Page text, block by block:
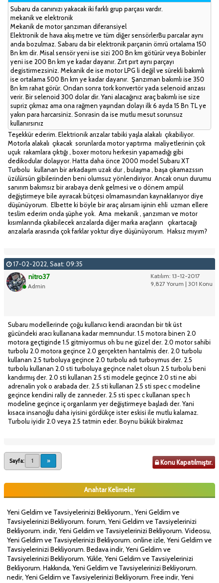
Subaru da canınızı yakacak iki farklı grup parçası vardır.
mekanik ve elektronik
Mekanik de motor şanzıman diferansiyel
Elektronik de hava akış metre ve tüm diğer sensörlerBu parcalar aynı
anda bozulmaz. Sabaru da bir elektronik parçanin ömrü ortalama 150
Bn km dir. Misal sensör yeni ise sizi 200 Bn km götürür veya Bobinler
yeni ise 200 Bn km ye kadar dayanır. Zırt pırt aynı parçayı
degistirmezsiniz. Mekanik de ise motor LPG li değil ve sürekli bakımlı
ise ortalama 500 Bn km ye kadar dayanır. Şanzıman bakımlı ise 350
Bn km rahat görür. Ondan sonra tork konvertör yada selenoid arızası
verir. Bir selenoid 300 dolar dir. Yani alacağınız araç bakımlı ise size
supriz çıkmaz ama ona rağmen yaşından dolayı ilk 6 ayda 15 Bn TL ye
yakın para harcarsiniz. Sonrasin da ise mutlu mesut sorunsuz
kullanırsınız
Teşekkür ederim. Elektrionik arızalar tabiki yaşla alakalı çıkabiliyor.
Motorla alakalı çıkacak sorunlarda motor yaptırma maliyetlerinin çok
uçuk rakamlara çıktığı , boxer motoru herkesin yapamadığı gibi
dedikodular dolaşıyor. Hatta daha önce 2000 model Subaru XT
Turbolu kullanan bir arkadaşım uzak dur , bulaşma , başa çıkamazssın
üzülürsün gibilerinden beni olumsuz yönlendiriyor. Ancak onun durumu
sanırım bakımsız bir arabaya denk gelmesi ve o dönem ampül
değiştirmeye bile ayıracak bütçesi olmamasından kaynaklanıyor diye
düşünüyorum. Elbette ki böyle bir araç alırsam işinin ehli uzman ellere
teslim ederim onda şüphe yok. Ama mekanik , şanzıman ve motor
kısımlarında çıkabilecek arızalarda diğer marka araçların çıkartacağı
arızalarla arasında çok farklar yoktur diye düşünüyorum. Haksız mıyım?
17-02-2022, Saat: 09:35
Katılım: 13-12-2017
9,827 Yorum | 301 Konu
nitro37
Admin
Subaru modellerinde çoğu kullanıcı kendi aracından bir tık üst
gücündeki aracı kullanana kadar memnundur. 1.5 motora binen 2.0
motora geçtiginde 1.5 gitmiyormus oh bu ne güzel der. 2.0 motor sahibi
turbolu 2.0 motora geçince 2.0 gerçekten hantalmis der. 2.0 turbolu
kullanan 2.5 turboluya geçince 2.0 turbolu adı turboymus der. 2.5
turbolu kullanan 2.0 sti turboluya geçince nalet olsun 2.5 turbolu beni
kandırmış der. 2.0 sti kullanan 2.5 sti modele geçince 2.0 sti ne abi
adrenalin yok o arabada der. 2.5 sti kullanan 2.5 sti spec c modeline
geçince kendini rally de zanneder. 2.5 sti spec c kullanan spec h
modeline geçince iç organlarım yer değiştirmeye başladı der. Yani
kısaca insanoğlu daha iyisini gördükçe ister eskisi ile mutlu kalamaz.
Turbolu iyidir 2.0 veya 2.5 tatmin eder. Boynu bükük birakmaz
Sayfa: 1 » Konu Kapatılmıştır.
Anahtar Kelimeler
Yeni Geldim ve Tavsiyelerinizi Bekliyorum., Yeni Geldim ve
Tavsiyelerinizi Bekliyorum. forum, Yeni Geldim ve Tavsiyelerinizi
Bekliyorum. indir, Yeni Geldim ve Tavsiyelerinizi Bekliyorum. Videosu,
Yeni Geldim ve Tavsiyelerinizi Bekliyorum. online izle, Yeni Geldim ve
Tavsiyelerinizi Bekliyorum. Bedava indir, Yeni Geldim ve
Tavsiyelerinizi Bekliyorum. Yükle, Yeni Geldim ve Tavsiyelerinizi
Bekliyorum. Hakkında, Yeni Geldim ve Tavsiyelerinizi Bekliyorum.
nedir, Yeni Geldim ve Tavsiyelerinizi Bekliyorum. Free indir, Yeni